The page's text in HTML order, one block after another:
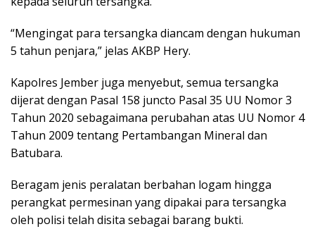
“Mengingat para tersangka diancam dengan hukuman
5 tahun penjara,” jelas AKBP Hery.
Kapolres Jember juga menyebut, semua tersangka
dijerat dengan Pasal 158 juncto Pasal 35 UU Nomor 3
Tahun 2020 sebagaimana perubahan atas UU Nomor 4
Tahun 2009 tentang Pertambangan Mineral dan
Batubara.
Beragam jenis peralatan berbahan logam hingga
perangkat permesinan yang dipakai para tersangka
oleh polisi telah disita sebagai barang bukti.